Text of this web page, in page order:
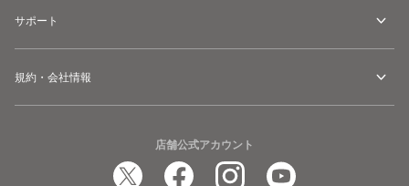
サポート
規約・会社情報
店舗公式アカウント